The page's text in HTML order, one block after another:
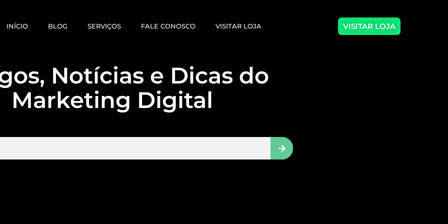
INÍCIO BLOG SERVIÇOS FALE CONOSCO VISITAR LOJA VISITAR LOJA
Notícias e Dicas do
Marketing Digital